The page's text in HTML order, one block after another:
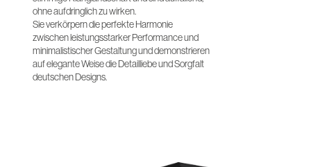
ohne aufdringlich zu wirken.
Sie verkörpern die perfekte Harmonie
zwischen leistungsstarker Performance und
minimalistischer Gestaltung und demonstrieren
auf elegante Weise die Detailliebe und Sorgfalt
deutschen Designs.